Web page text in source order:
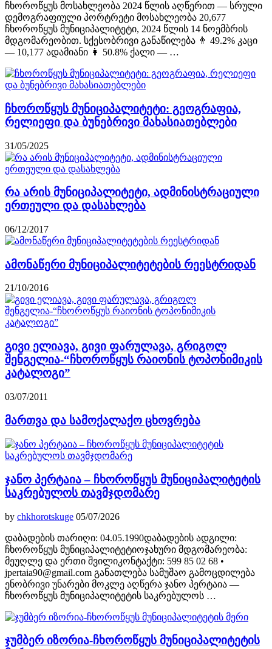
ჩხოროწყუს მოსახლეობა 2024 წლის აღწერით — სრული
დემოგრაფიული პორტრეტი მოსახლეობა 20,677
ჩხოროწყუს მუნიციპალიტეტი, 2024 წლის 14 ნოემბრის
მდგომარეობით. სქესობრივი განაწილება 👨 49.2% კაცი
— 10,177 ადამიანი 👩 50.8% ქალი — …
ჩხოროწყუს მუნიციპალიტეტი: გეოგრაფია,
რელიეფი და ბუნებრივი მახასიათებლები
31/05/2025
რა არის მუნიციპალიტეტი, ადმინისტრაციული
ერთეული და დასახლება
06/12/2017
ამონაწერი მუნიციპალიტეტების რეესტრიდან
21/10/2016
გივი ელიავა, გივი ფარულავა, გრიგოლ
შენგელია-“ჩხოროწყუს რაიონის ტოპონიმიკის
კატალოგი”
03/07/2011
მართვა და სამოქალაქო ცხოვრება
ჯანო პერტაია – ჩხოროწყუს მუნიციპალიტეტის
საკრებულოს თავმჯდომარე
by chkhorotskuge 05/07/2026
დაბადების თარიღი: 04.05.1990დაბადების ადგილი:
ჩხოროწყუს მუნიციპალიტეტიოჯახური მდგომარეობა:
მეუღლე და ერთი შვილიკონტაქტი: 599 85 02 68 •
jpertaia90@gmail.com განათლება სამუშაო გამოცდილება
ენობრივი უნარები მოკლე აღწერა ჯანო პერტაია —
ჩხოროწყუს მუნიციპალიტეტის საკრებულოს …
ჯუმბერ იზორია-ჩხოროწყუს მუნიციპალიტეტის